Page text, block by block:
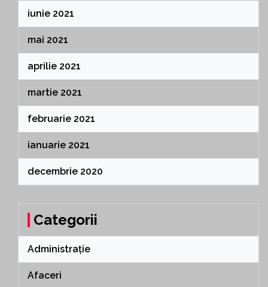
iunie 2021
mai 2021
aprilie 2021
martie 2021
februarie 2021
ianuarie 2021
decembrie 2020
Categorii
Administrație
Afaceri